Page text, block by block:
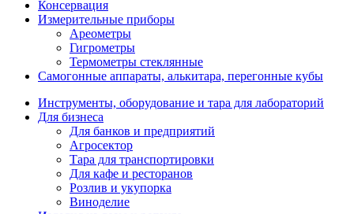
Консервация
Измерительные приборы
Ареометры
Гигрометры
Термометры стеклянные
Самогонные аппараты, алькитара, перегонные кубы
Инструменты, оборудование и тара для лабораторий
Для бизнеса
Для банков и предприятий
Агросектор
Тара для транспортировки
Для кафе и ресторанов
Розлив и укупорка
Виноделие